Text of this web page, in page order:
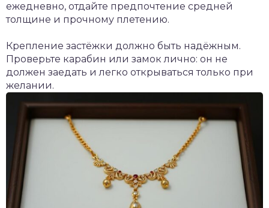
ежедневно, отдайте предпочтение средней
толщине и прочному плетению.
Крепление застёжки должно быть надёжным.
Проверьте карабин или замок лично: он не
должен заедать и легко открываться только при
желании.